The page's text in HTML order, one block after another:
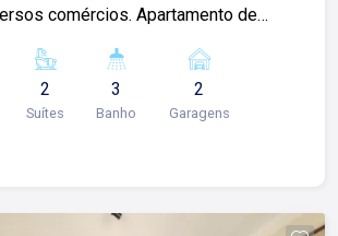
Apartamento de
02 suítes; -Sala ampla 02
ar condicionado; -01 lavabo; -
-Área de serviço com
1987
2
Suítes
3
Banho
2
Garagens